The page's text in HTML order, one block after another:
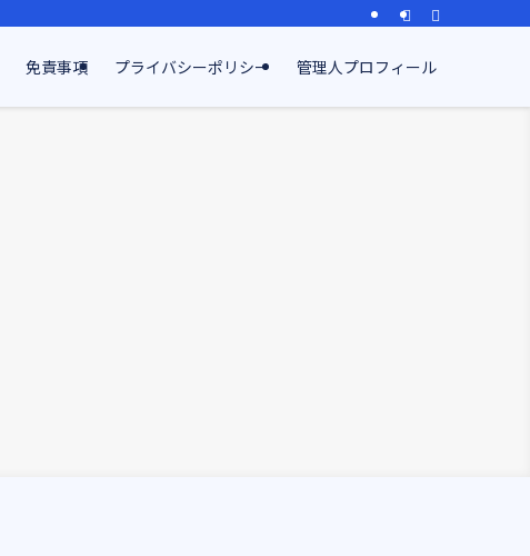
免責事項 プライバシーポリシー 管理人プロフィール